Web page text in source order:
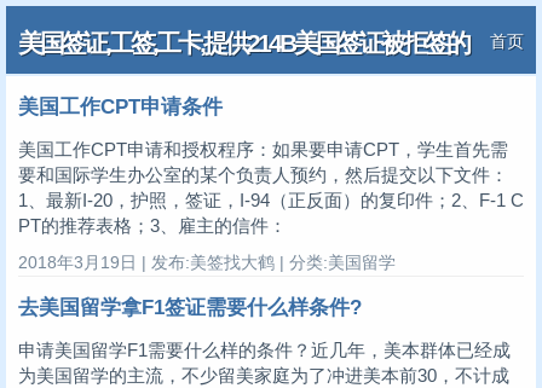
美国签证,工签,工卡,提供214B美国签证被拒签的
解决方案
首页
美国工作CPT申请条件
美国工作CPT申请和授权程序：如果要申请CPT，学生首先需
要和国际学生办公室的某个负责人预约，然后提交以下文件：
1、最新I-20，护照，签证，I-94（正反面）的复印件；2、F-1 C
PT的推荐表格；3、雇主的信件：
2018年3月19日 | 发布:美签找大鹤 | 分类:美国留学
去美国留学拿F1签证需要什么样条件?
申请美国留学F1需要什么样的条件？近几年，美本群体已经成
为美国留学的主流，不少留美家庭为了冲进美本前30，不计成